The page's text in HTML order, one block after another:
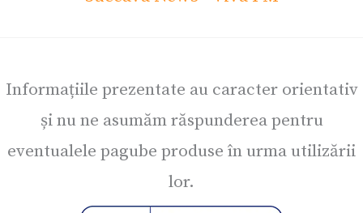
Informațiile prezentate au caracter orientativ
și nu ne asumăm răspunderea pentru
eventualele pagube produse în urma utilizării
lor.